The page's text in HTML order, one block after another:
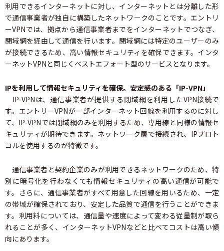
利用できるインターネットに対し、インターネットとは分離した形
で通信事業者が独自に構築したネットワークのことです。エントリ
ーVPNでは、拠点から通信事業者までをインターネットでつなぎ、
閉域網を経由して通信を行います。閉域網には特定のユーザーのみ
が接続できるため、高い情報セキュリティを確保できます。インタ
ーネットVPNと同じくベストエフォート型のサービスとなります。
IPを利用して情報セキュリティを確保。安定感のある「IP-VPN」
IP-VPNは、通信事業者が提供する閉域網を利用したVPN接続で
す。エントリーVPNが一部インターネット回線を利用するのに対し
て、IP-VPNでは閉域網のみを利用するため、専用線と同様の情報セ
キュリティが期待できます。ネットワーク層で接続され、IPプロト
コルを使用するのが特徴です。
通信事業者と契約企業のみが利用できるネットワークのため、特
別に暗号化を行わなくても情報セキュリティの高い通信が可能で
す。さらに、通信事業者がすべて用意した回線を用いるため、一定
の帯域が確保されており、安定した品質で通信を行うことができま
す。利用料については、通信量や速度によって変わる従量制が取ら
れることが多く、インターネットVPNなどと比べてコストは高い傾
向にあります。